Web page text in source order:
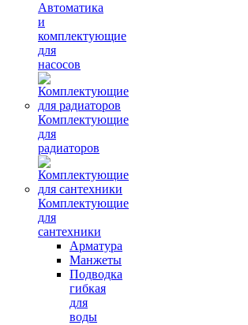
Автоматика
и
комплектующие
для
насосов
Комплектующие
для
радиаторов
Комплектующие
для
сантехники
Арматура
Манжеты
Подводка
гибкая
для
воды